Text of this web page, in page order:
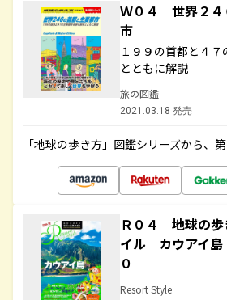
Ｗ０４ 世界２４
市
１９９の首都と４
とともに解説
旅の図鑑
2021.03.18 発売
「地球の歩き方」図鑑シリーズから、
Ｒ０４ 地球の
イル カウアイ
０
Resort Style